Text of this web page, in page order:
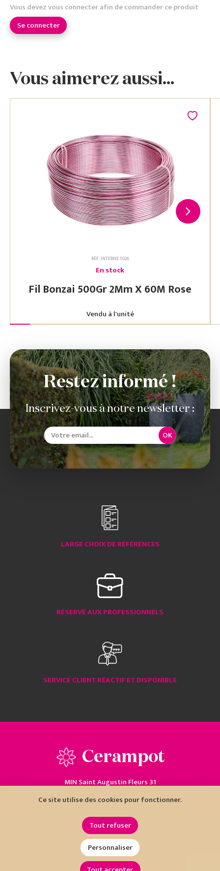
Vous devez vous connecter afin de commander ce produit
Se connecter
Vous aimerez aussi...
RÉF. INTERNE 1026
En stock
Fil Bonzai 500Gr 2Mm X 60M Rose
Vendu à l'unité
Restez informé !
Inscrivez-vous à notre newsletter :
OK
LARGE CHOIX DE RÉFÉRENCES
RÉSERVÉ AUX PROFESSIONNELS
SERVICE CLIENT RÉACTIF ET DISPONIBLE
Cerampot
MIN Saint Augustin Fleurs 31
04 93 18 80 10
Ce site utilise des cookies pour fonctionner.
Tout refuser
Personnaliser